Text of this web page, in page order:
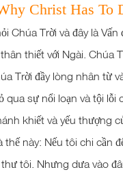
Christ Has To
Chúa Trời và đây là
thiết với Ngài.
Trời đầy lòng nhân từ
qua sự nổi loạn và tội
khiết và yếu thượng
này: Nếu tôi chi cần
tôi. Nhưng dưa vào